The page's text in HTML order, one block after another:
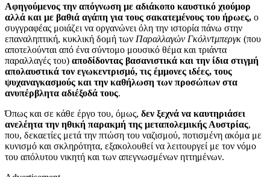
Αφηγούμενος την απόγνωση με αδιάκοπο καυστικό χιούμορ
αλλά και με βαθιά αγάπη για τους σακατεμένους του ήρωες, ο
συγγραφέας μοιάζει να οργανώνει όλη την ιστορία πάνω στην
επαναληπτική, κυκλική δομή των Παραλλαγών Γκόλντμπεργκ (που
αποτελούνται από ένα σύντομο μουσικό θέμα και τριάντα
παραλλαγές του) αποδίδοντας βασανιστικά και την ίδια στιγμή
απολαυστικά τον εγωκεντρισμό, τις έμμονες ιδέες, τους
ψυχαναγκασμούς και την καθήλωση των προσώπων στα
ανυπέρβλητα αδιέξοδά τους.
Όπως και σε κάθε έργο του, όμως, δεν ξεχνά να καυτηριάσει
ανελέητα την ηθική παρακμή της μεταπολεμικής Αυστρίας,
που, δεκαετίες μετά την πτώση του ναζισμού, ποτισμένη ακόμα με
κυνισμό και σκληρότητα, εξακολουθεί να λειτουργεί με τον νόμο
του απόλυτου νικητή και των απεγνωσμένων ηττημένων.